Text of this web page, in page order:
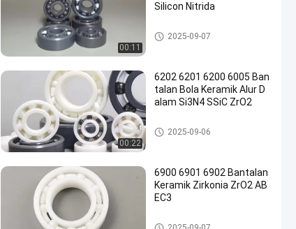
00:11
Silicon Nitrida
Bantalan bola silikon nitrida
2025-09-07
00:22
6202 6201 6200 6005 Ban
talan Bola Keramik Alur D
alam Si3N4 SSiC ZrO2
Bantalan Bola Keramik
2025-09-06
6900 6901 6902 Bantalan
Keramik Zirkonia ZrO2 AB
EC3
Bantalan Keramik Zirkonia